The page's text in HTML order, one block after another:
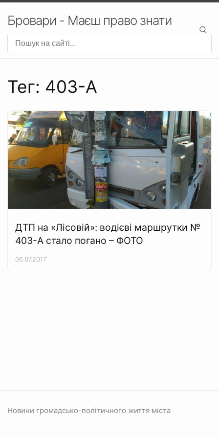
Бровари - Маєш право знати
Тег: 403-А
ДТП на «Лісовій»: водієві маршрутки №
403-А стало погано – ФОТО
06.07.2017
Новини громадсько-політичного життя міста